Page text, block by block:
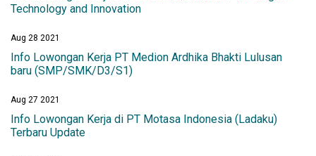
Technology and Innovation
Aug 28 2021
Info Lowongan Kerja PT Medion Ardhika Bhakti Lulusan
baru (SMP/SMK/D3/S1)
Aug 27 2021
Info Lowongan Kerja di PT Motasa Indonesia (Ladaku)
Terbaru Update